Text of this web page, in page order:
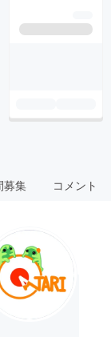
募集 コメント